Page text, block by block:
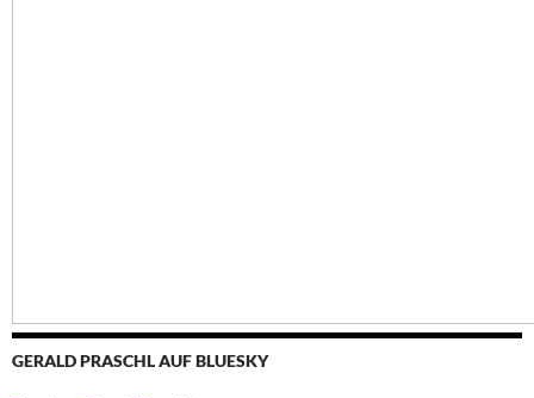
GERALD PRASCHL AUF BLUESKY